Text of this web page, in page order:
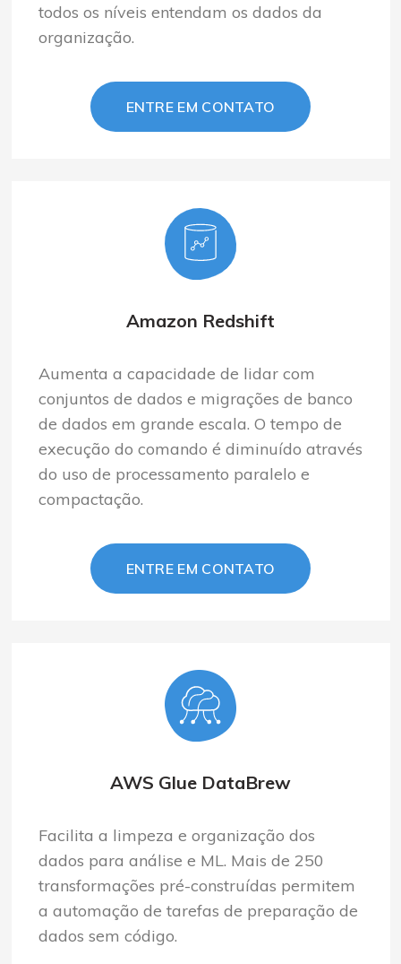
todos os níveis entendam os dados da
organização.
ENTRE EM CONTATO
Amazon Redshift
Aumenta a capacidade de lidar com
conjuntos de dados e migrações de banco
de dados em grande escala. O tempo de
execução do comando é diminuído através
do uso de processamento paralelo e
compactação.
ENTRE EM CONTATO
AWS Glue DataBrew
Facilita a limpeza e organização dos
dados para análise e ML. Mais de 250
transformações pré-construídas permitem
a automação de tarefas de preparação de
dados sem código.